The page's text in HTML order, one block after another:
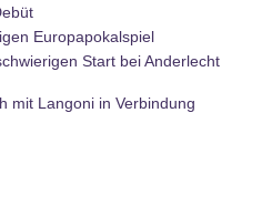
Europapokalspiel
Start bei Anderlecht
mit Langoni in Verbindung